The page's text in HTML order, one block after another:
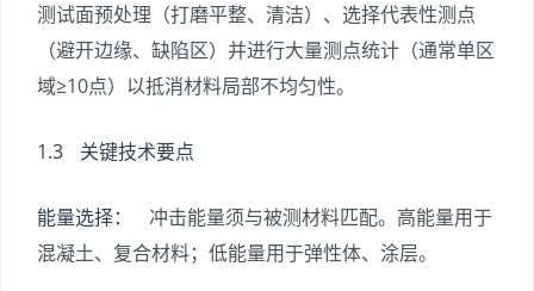
测试面预处理（打磨平整、清洁）、选择代表性测点
（避开边缘、缺陷区）并进行大量测点统计（通常单区
域≥10点）以抵消材料局部不均匀性。
1.3 关键技术要点
能量选择：
冲击能量须与被测材料匹配。高能量用于
混凝土、复合材料；低能量用于弹性体、涂层。